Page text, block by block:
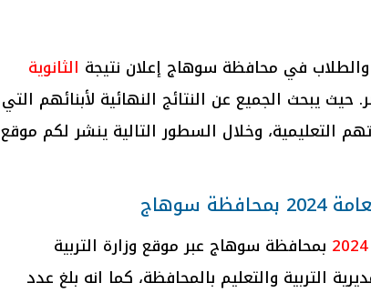
والطلاب في محافظة سوهاج إعلان نتيجة الثانوية
حيث يبحث الجميع عن النتائج النهائية لأبنائهم التي
التعليمية، وخلال السطور التالية ينشر لكم موقع
سوهاج
بمحافظة سوهاج عبر موقع وزارة التربية
التربية والتعليم بالمحافظة، كما انه بلغ عدد